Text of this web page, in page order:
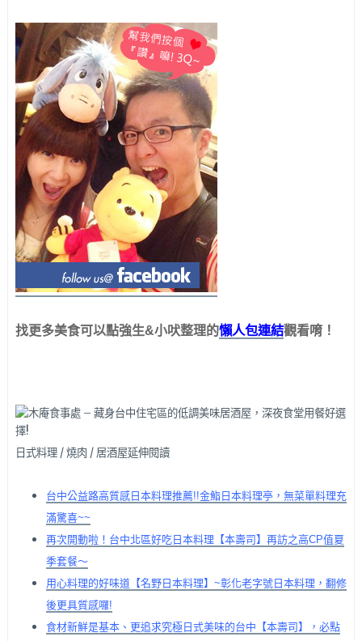
找更多美食可以點強生&小吠整理的懶人包連結觀看唷！
日式料理 / 燒肉 / 居酒屋延伸閱讀
台中公益路高質感日本料理推薦!!金鮨日本料理亭，無菜單料理充
滿驚喜~~
再次開動啦！台中北區好吃日本料理【本壽司】再訪之高CP值夏
季套餐～
用心料理的好味道【名野日本料理】~彰化老字號日本料理，翻修
後更具質感囉!
食材新鮮是基本、更追求究極日式美味的台中【本壽司】，必點